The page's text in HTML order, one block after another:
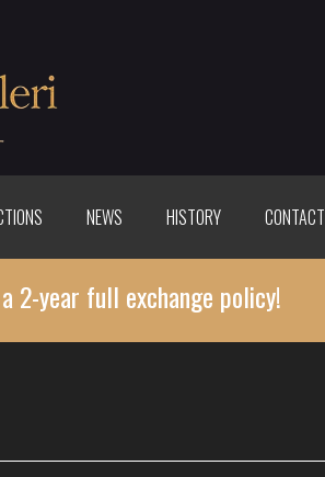
NEWS HISTORY CONTACT
2-year full exchange policy!